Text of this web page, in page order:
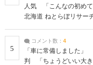
人気 「こんなの初めて
北海道 ねとらぼリサー
5
コメント数： 4
「車に常備しました」
判 「ちょうどいい大き